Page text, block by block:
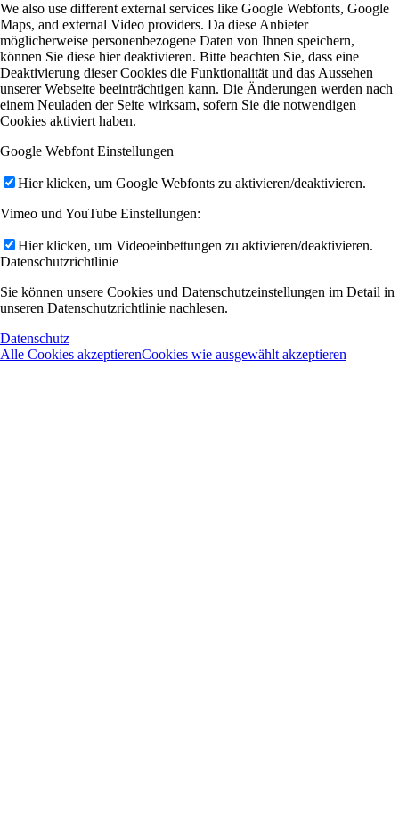
We also use different external services like Google Webfonts, Google
Maps, and external Video providers. Da diese Anbieter
möglicherweise personenbezogene Daten von Ihnen speichern,
können Sie diese hier deaktivieren. Bitte beachten Sie, dass eine
Deaktivierung dieser Cookies die Funktionalität und das Aussehen
unserer Webseite beeinträchtigen kann. Die Änderungen werden nach
einem Neuladen der Seite wirksam, sofern Sie die notwendigen
Cookies aktiviert haben.
Google Webfont Einstellungen
Hier klicken, um Google Webfonts zu aktivieren/deaktivieren.
Vimeo und YouTube Einstellungen:
Hier klicken, um Videoeinbettungen zu aktivieren/deaktivieren.
Datenschutzrichtlinie
Sie können unsere Cookies und Datenschutzeinstellungen im Detail in
unseren Datenschutzrichtlinie nachlesen.
Datenschutz
Alle Cookies akzeptierenCookies wie ausgewählt akzeptieren